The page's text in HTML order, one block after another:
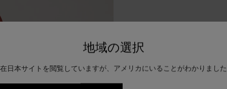
地域の選択
日本サイトを閲覧していますが、アメリカにいることがわかりまし